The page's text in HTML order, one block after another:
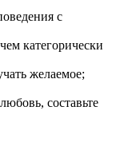
с
категорически
желаемое;
составьте